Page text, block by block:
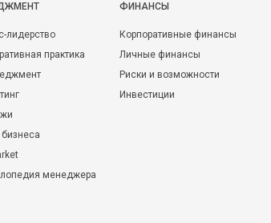
лидерство
практика
бизнеса
менеджера
ФИНАНСЫ
Корпоративные финансы
Личные финансы
Риски и возможности
Инвестиции